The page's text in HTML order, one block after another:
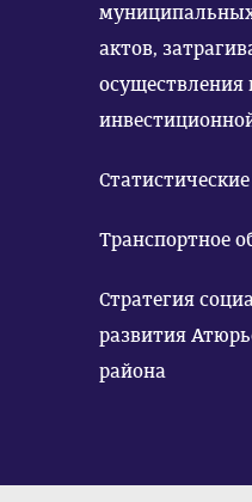
актов,
осуществления
Транспортное
Стратегия
развития
района